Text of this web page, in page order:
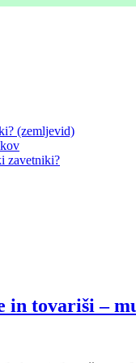
(zemljevid)
zavetniki?
in tovariši –